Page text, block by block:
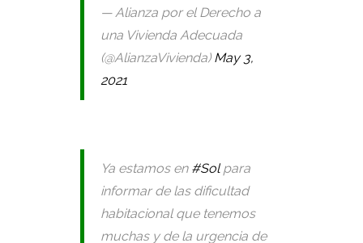
— Alianza por el Derecho a
una Vivienda Adecuada
(@AlianzaVivienda) May 3,
2021
Ya estamos en #Solpara
informar de las dificultad
habitacional que tenemos
muchas y de la urgencia de